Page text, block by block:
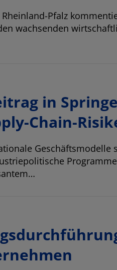
Rheinland-Pfalz
wachsenden
in
Chain-